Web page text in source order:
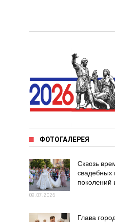
ФОТОГАЛЕРЕЯ
Сквозь
свадебных
поколений
09.07.2026
Глава